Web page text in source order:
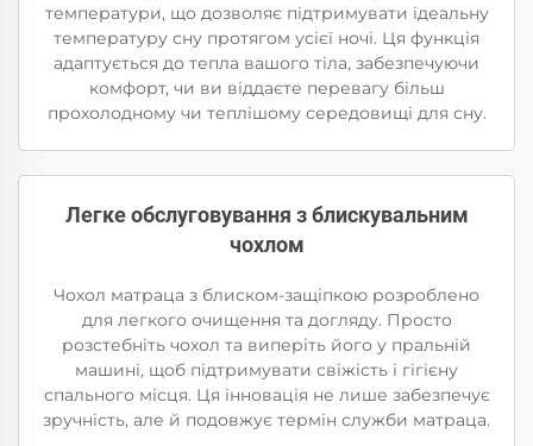
температури, що дозволяє підтримувати ідеальну
температуру сну протягом усієї ночі. Ця функція
адаптується до тепла вашого тіла, забезпечуючи
комфорт, чи ви віддаєте перевагу більш
прохолодному чи теплішому середовищі для сну.
Легке обслуговування з блискувальним
чохлом
Чохол матраца з блиском-защіпкою розроблено
для легкого очищення та догляду. Просто
розстебніть чохол та виперіть його у пральній
машині, щоб підтримувати свіжість і гігієну
спального місця. Ця інновація не лише забезпечує
зручність, але й подовжує термін служби матраца.